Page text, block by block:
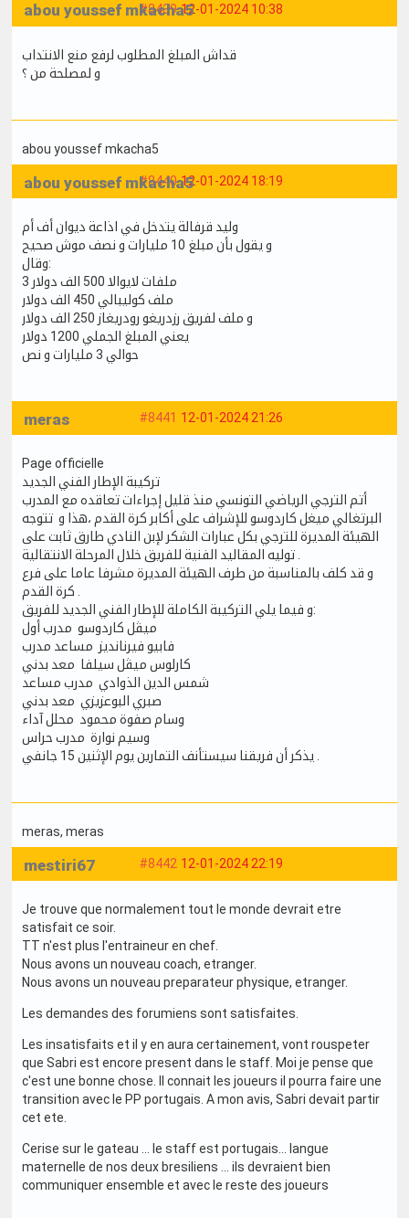
#8439 12-01-2024 10:38
abou youssef mkacha5
قداش المبلغ المطلوب لرفع منع الانتداب
و لمصلحة من ؟
abou youssef mkacha5
#8440 12-01-2024 18:19
abou youssef mkacha5
وليد قرفالة يتدخل في اذاعة ديوان أف أم
و يقول بأن مبلغ 10 مليارات و نصف موش صحيح
وقال:
3 ملفات لايوالا 500 الف دولار
ملف كوليبالي 450 الف دولار
و ملف لفريق رزدريغو رودريغاز 250 الف دولار
يعني المبلغ الجملي 1200 دولار
حوالي 3 مليارات و نص
#8441 12-01-2024 21:26
meras
Page officielle
تركيبة الإطار الفني الجديد
أتم الترجي الرياضي التونسي منذ قليل إجراءات تعاقده مع المدرب
البرتغالي ميغل كاردوسو للإشراف على أكابر كرة القدم ،هذا و تتوجه
الهيئة المديرة للترجي بكل عبارات الشكر لإبن النادي طارق ثابت على
و قد كلف بالمناسبة من طرف الهيئة المديرة مشرفا عاما على فرع
و فيما يلي التركيبة الكاملة للإطار الفني الجديد للفريق:
ميڨل كاردوسو مدرب أول
فابيو فيرنانديز مساعد مدرب
كارلوس ميڨل سيلفا معد بدني
شمس الدين الذوادي مدرب مساعد
صبري البوعزيزي معد بدني
وسام صفوة محمود محلل آداء
وسيم نوارة مدرب حراس
meras, meras
#8442 12-01-2024 22:19
mestiri67
Je trouve que normalement tout le monde devrait etre
satisfait ce soir.
TT n'est plus l'entraineur en chef.
Nous avons un nouveau coach, etranger.
Nous avons un nouveau preparateur physique, etranger.
Les demandes des forumiens sont satisfaites.
Les insatisfaits et il y en aura certainement, vont rouspeter
que Sabri est encore present dans le staff. Moi je pense que
c'est une bonne chose. Il connait les joueurs il pourra faire une
transition avec le PP portugais. A mon avis, Sabri devait partir
cet ete.
Cerise sur le gateau ... le staff est portugais... langue
maternelle de nos deux bresiliens ... ils devraient bien
communiquer ensemble et avec le reste des joueurs